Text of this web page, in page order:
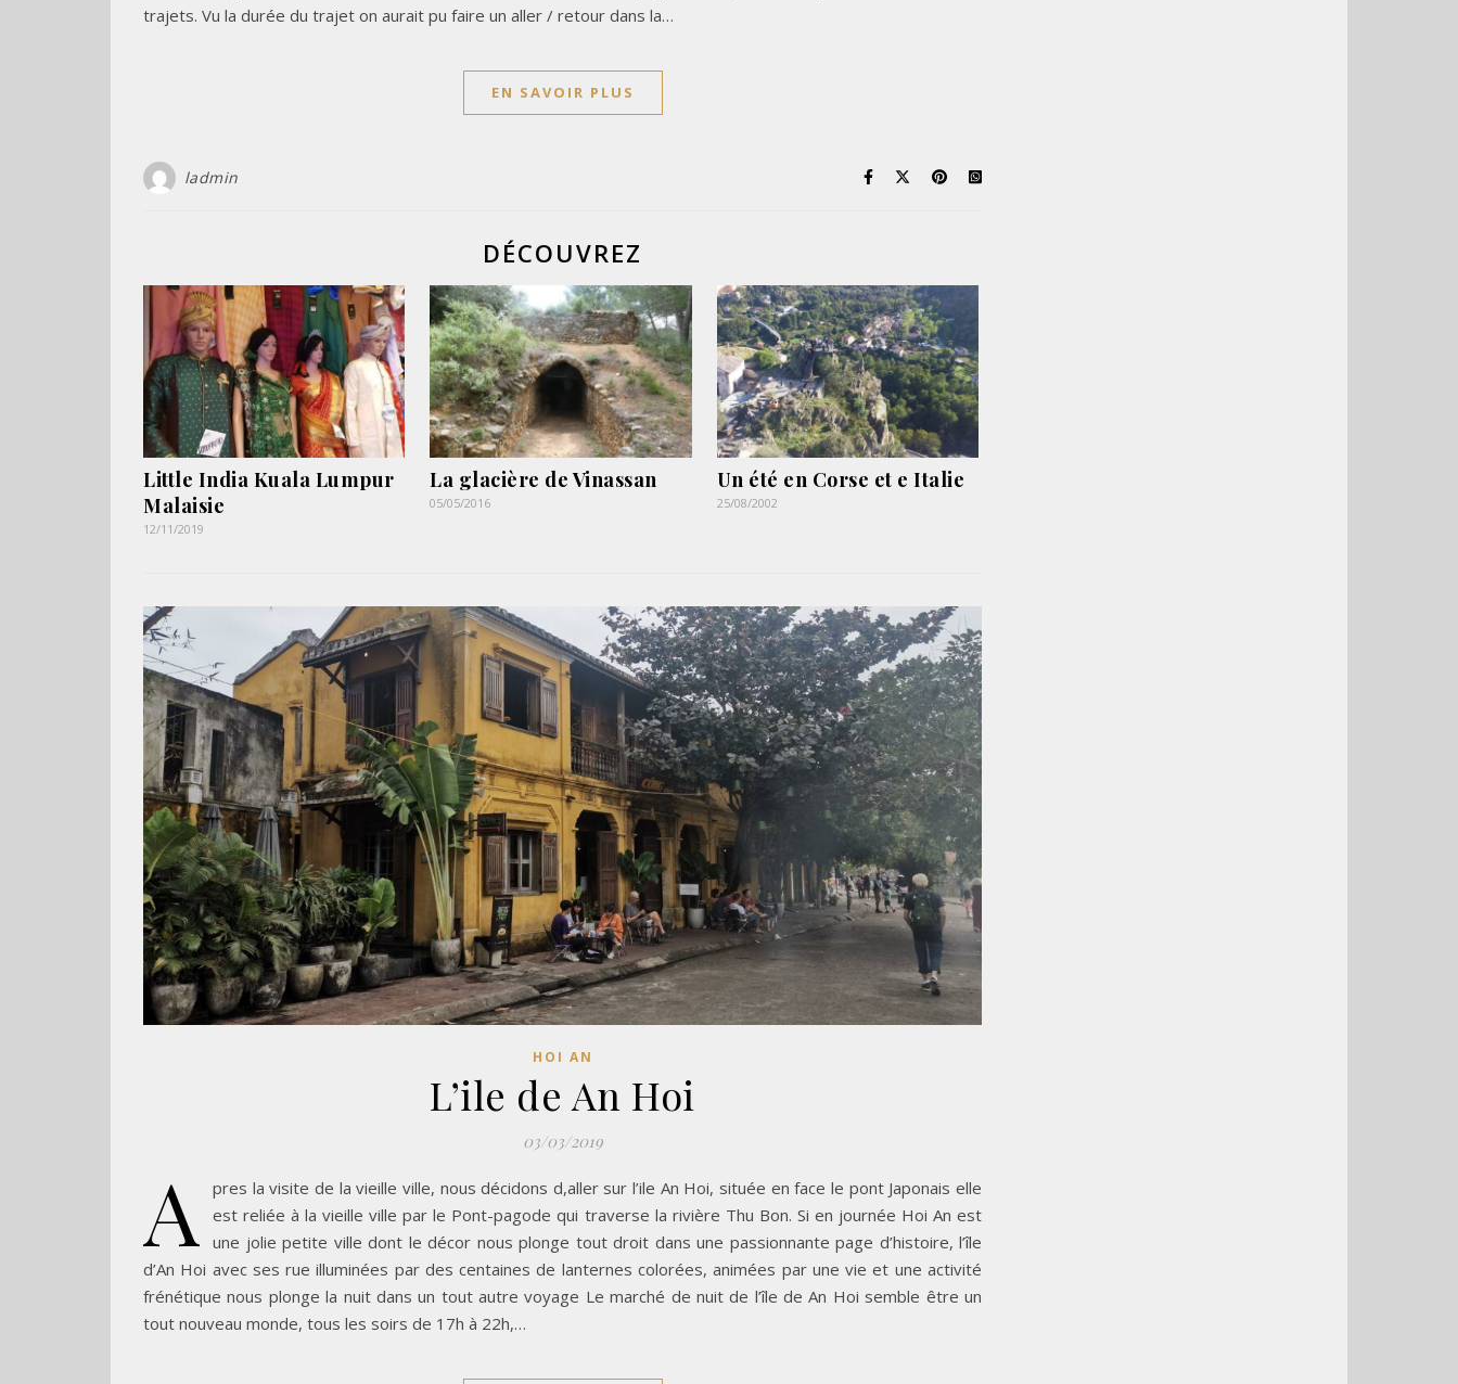
trajets. Vu la durée du trajet on aurait pu faire un aller / retour dans la…
EN SAVOIR PLUS
ladmin
DÉCOUVREZ
Little India Kuala Lumpur
Malaisie
12/11/2019
La glacière de Vinassan
05/05/2016
Un été en Corse et e Italie
25/08/2002
HOI AN
L’ile de An Hoi
03/03/2019
A
pres la visite de la vieille ville, nous décidons d,aller sur l’ile An Hoi, située en face le pont Japonais elle
est reliée à la vieille ville par le Pont-pagode qui traverse la rivière Thu Bon. Si en journée Hoi An est
une jolie petite ville dont le décor nous plonge tout droit dans une passionnante page d’histoire, l’île
d’An Hoi avec ses rue illuminées par des centaines de lanternes colorées, animées par une vie et une activité
frénétique nous plonge la nuit dans un tout autre voyage Le marché de nuit de l’île de An Hoi semble être un
tout nouveau monde, tous les soirs de 17h à 22h,…